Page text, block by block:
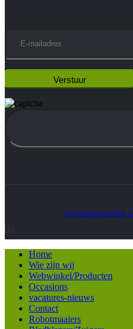
© Heatmedia.nl 2024.
Home
Wie zijn wij
Webwinkel/Producten
Occasions
vacatures-nieuws
Contact
Robotmaaiers